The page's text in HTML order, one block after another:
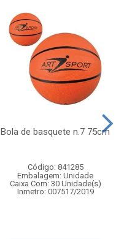
Bola de basquete n.7 75cm
Código: 841285
Embalagem: Unidade
Caixa Com: 30 Unidade(s)
Inmetro: 007517/2019